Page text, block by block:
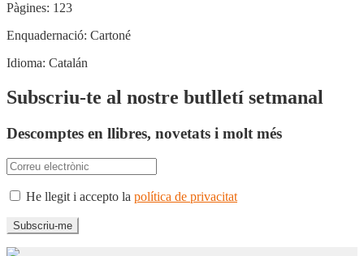
Pàgines: 123
Enquadernació: Cartoné
Idioma: Catalán
Subscriu-te al nostre butlletí setmanal
Descomptes en llibres, novetats i molt més
He llegit i accepto la política de privacitat